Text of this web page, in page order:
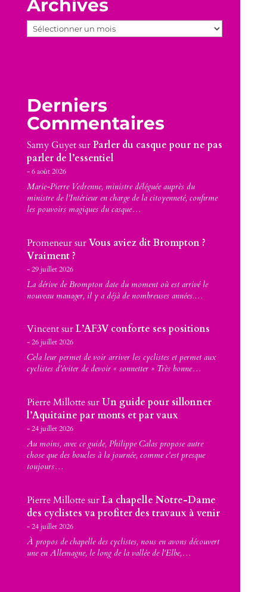
Archives
Archives
Derniers
Commentaires
Samy GuyetsurParler du casque pour ne pas
parler de l’essentiel
6 août 2026
Marie-Pierre Vedrenne, ministre déléguée auprès du
ministre de l’Intérieur en charge de la citoyenneté, confirme
les pouvoirs magiques du casque…
PromeneursurVous aviez dit Brompton ?
Vraiment ?
29 juillet 2026
La dérive de Brompton date du moment où est arrivé le
nouveau manager, il y a déjà de nombreuses années.…
VincentsurL’AF3V conforte ses positions
26 juillet 2026
Cela leur permet de voir arriver les cyclistes et permet aux
cyclistes d’éviter de devoir « sonnetter » Très bonne…
Pierre MillottesurUn guide pour sillonner
l’Aquitaine par monts et par vaux
24 juillet 2026
Au moins, avec ce guide, Philippe Calas propose autre
chose que des boucles à la journée, comme c'est presque
toujours…
Pierre MillottesurLa chapelle Notre-Dame
des cyclistes va profiter des travaux à venir
24 juillet 2026
À propos de chapelle des cyclistes, nous en avons découvert
une en Allemagne, le long de la vallée de l'Elbe,…